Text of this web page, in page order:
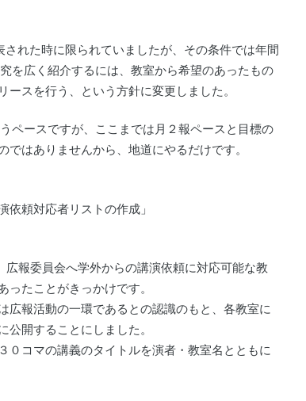
れた時に限られていましたが、その条件では年間
を広く紹介するには、教室から希望のあったもの
スを行う、という方針に変更しました。
ペースですが、ここまでは月２報ペースと目標の
はありませんから、地道にやるだけです。
依頼対応者リストの作成」
報委員会へ学外からの講演依頼に対応可能な教
たことがきっかけです。
広報活動の一環であるとの認識のもと、各教室に
開することにしました。
０コマの講義のタイトルを演者・教室名とともに